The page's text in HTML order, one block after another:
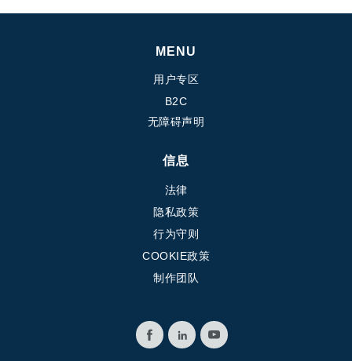
MENU
用户专区
B2C
无障碍声明
信息
法律
隐私政策
行为守则
COOKIE政策
制作团队